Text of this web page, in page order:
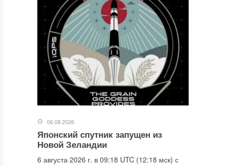
06.08.2026
Японский спутник запущен из
Новой Зеландии
6 августа 2026 г. в 09:18 UTC (12:18 мск) с